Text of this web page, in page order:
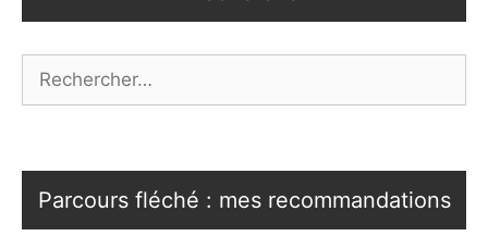
Parcours fléché : mes recommandations